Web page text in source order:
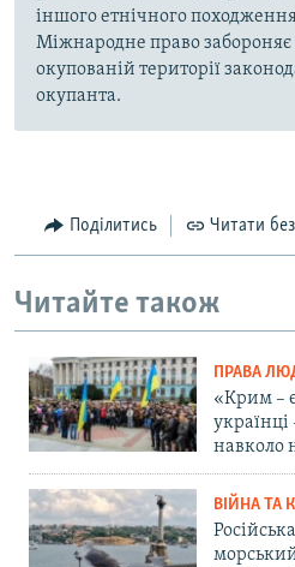
іншого етнічного
Міжнародне право
окупованій території
окупанта.
Поділитись Читати
Читайте також
ПРАВА
«Крим –
українці
навколо
ВІЙНА ТА